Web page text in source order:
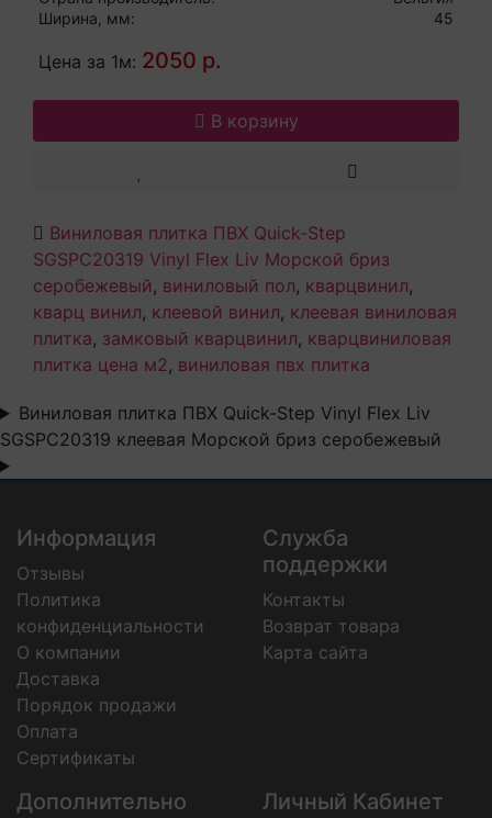
Ширина, мм:
45
Цена за 1м: 2050 р.
В корзину
Виниловая плитка ПВХ Quick-Step
SGSPC20319 Vinyl Flex Liv Морской бриз
серобежевый , виниловый пол, кварцвинил,
кварц винил, клеевой винил, клеевая виниловая
плитка, замковый кварцвинил, кварцвиниловая
плитка цена м2 , виниловая пвх плитка
Виниловая плитка ПВХ Quick-Step Vinyl Flex Liv
SGSPC20319 клеевая Морской бриз серобежевый
Информация
Отзывы
Политика
конфиденциальности
О компании
Доставка
Порядок продажи
Оплата
Сертификаты
Служба
поддержки
Контакты
Возврат товара
Карта сайта
Дополнительно Личный Кабинет